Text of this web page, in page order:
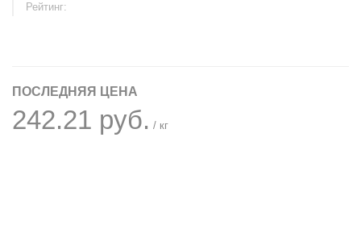
Рейтинг:
ПОСЛЕДНЯЯ ЦЕНА
242.21 руб. / кг